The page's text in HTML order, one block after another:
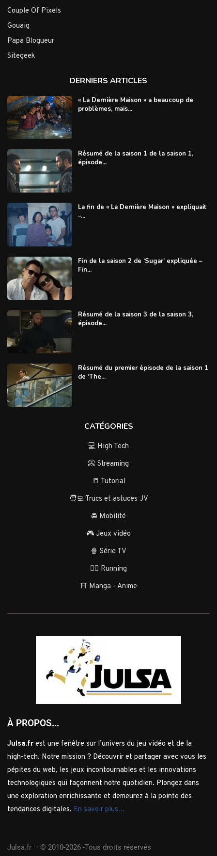
Couple Of Pixels
Gouaig
Papa Blogueur
Sitegeek
DERNIERS ARTICLES
« La Dernière Maison » a beaucoup de
problèmes, mais...
Résumé de la saison 1 de la saison 1,
épisode...
La fin de « La Dernière Maison » expliquait
–...
Fin de la saison 2 de ‘Sugar’ expliquée –
Fin...
Résumé de la saison 3 de la saison 3,
épisode...
Résumé du premier épisode de la saison 1
de ‘The...
CATÉGORIES
💻 High Tech
📀 Streaming
📒 Tutorial
🧑‍💻 Trucs et astuces JV
🚘 Mobilité
🎮 Jeux vidéo
🍿 Série TV
🏃‍♂️ Running
⛩️ Manga - Anime
À PROPOS...
Julsa.fr est une fenêtre sur l’univers du jeu vidéo et de la
high-tech. Notre mission ? Découvrir et partager avec vous les
pépites du web, les jeux incontournables et les innovations
technologiques qui façonnent notre quotidien. Plongez dans
une exploration enrichissante et demeurez à la pointe des
tendances digitales. En savoir plus…
Julsa.fr – © 2010-2026 -Tous droits réservés